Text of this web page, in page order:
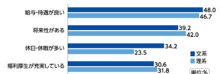
各種サービス・お知らせ
かんぽプラチナライフサービス
ご契約のしおり・約款（Web約款）
保険用語集
お問い合わせ
かんぽアプリ～かんぽの健康と安心を手のひらに～
すこやか健康ラボ
かんぽ生命のサステナビリティ